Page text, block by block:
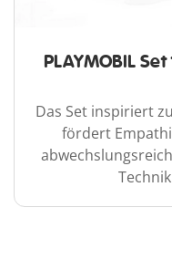
PLAYMOBIL
Das Set inspiriert
fördert